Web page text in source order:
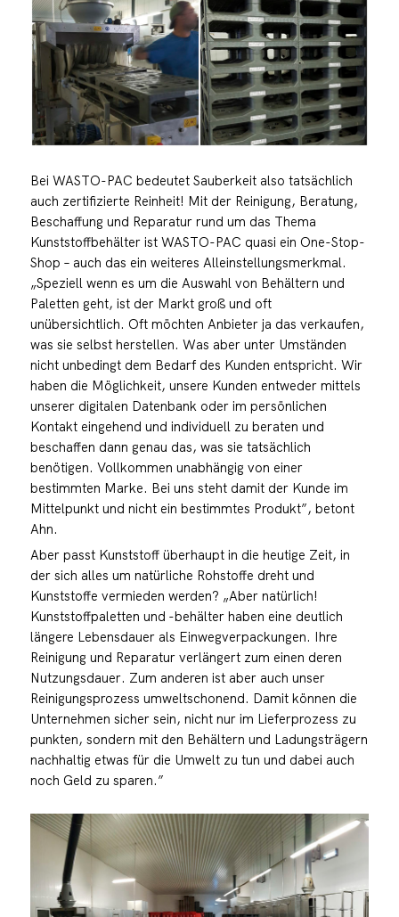
Bei WASTO-PAC bedeutet Sauberkeit also tatsächlich
auch zertifizierte Reinheit! Mit der Reinigung, Beratung,
Beschaffung und Reparatur rund um das Thema
Kunststoffbehälter ist WASTO-PAC quasi ein One-Stop-
Shop – auch das ein weiteres Alleinstellungsmerkmal.
„Speziell wenn es um die Auswahl von Behältern und
Paletten geht, ist der Markt groß und oft
unübersichtlich. Oft möchten Anbieter ja das verkaufen,
was sie selbst herstellen. Was aber unter Umständen
nicht unbedingt dem Bedarf des Kunden entspricht. Wir
haben die Möglichkeit, unsere Kunden entweder mittels
unserer digitalen Datenbank oder im persönlichen
Kontakt eingehend und individuell zu beraten und
beschaffen dann genau das, was sie tatsächlich
benötigen. Vollkommen unabhängig von einer
bestimmten Marke. Bei uns steht damit der Kunde im
Mittelpunkt und nicht ein bestimmtes Produkt”, betont
Ahn.
Aber passt Kunststoff überhaupt in die heutige Zeit, in
der sich alles um natürliche Rohstoffe dreht und
Kunststoffe vermieden werden? „Aber natürlich!
Kunststoffpaletten und -behälter haben eine deutlich
längere Lebensdauer als Einwegverpackungen. Ihre
Reinigung und Reparatur verlängert zum einen deren
Nutzungsdauer. Zum anderen ist aber auch unser
Reinigungsprozess umweltschonend. Damit können die
Unternehmen sicher sein, nicht nur im Lieferprozess zu
punkten, sondern mit den Behältern und Ladungsträgern
nachhaltig etwas für die Umwelt zu tun und dabei auch
noch Geld zu sparen.”